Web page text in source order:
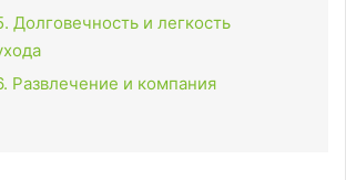
Долговечность и легкость
Развлечение и компания